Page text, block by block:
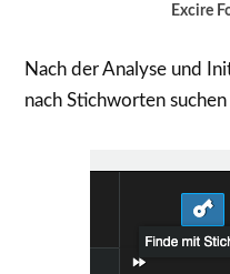
Excire
Nach der Analyse und
nach Stichworten suchen